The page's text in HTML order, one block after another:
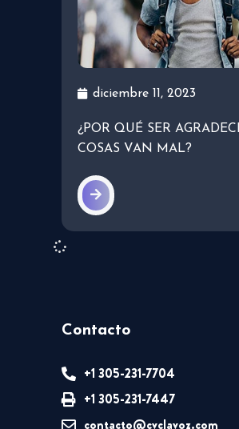
diciembre 11, 2023
¿POR QUÉ SER
COSAS VAN MAL?
Contacto
+1 305-231-7704
+1 305-231-7447
contacto@cvclavoz.com